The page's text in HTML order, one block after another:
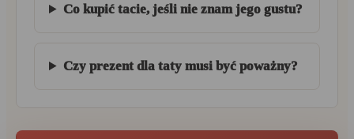
Co kupić tacie, jeśli nie znam jego gustu?
Czy prezent dla taty musi być poważny?